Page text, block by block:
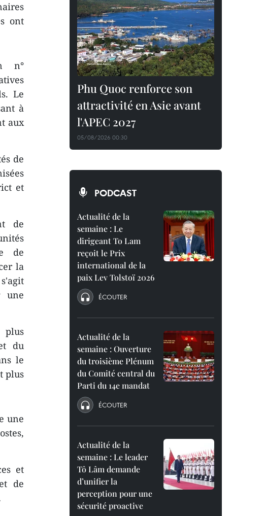
ont
n°
Le
à
aux
de
et
de
de
la
une
plus
du
le
plus
une
et
de
Phu Quoc renforce son
attractivité en Asie avant
l'APEC 2027
05/08/2026 00:30
PODCAST
Actualité de la
semaine : Le
dirigeant To Lam
reçoit le Prix
international de la
paix Lev Tolstoï 2026
ÉCOUTER
Actualité de la
semaine : Ouverture
du troisième Plénum
du Comité central du
Parti du 14e mandat
ÉCOUTER
Actualité de la
semaine : Le leader
Tô Lâm demande
d’unifier la
perception pour une
sécurité proactive